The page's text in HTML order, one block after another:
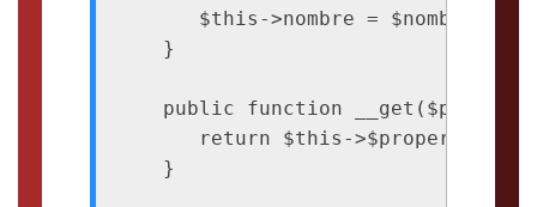
      $this->nombre = $nombre;
   }
public function
return $this-
   }